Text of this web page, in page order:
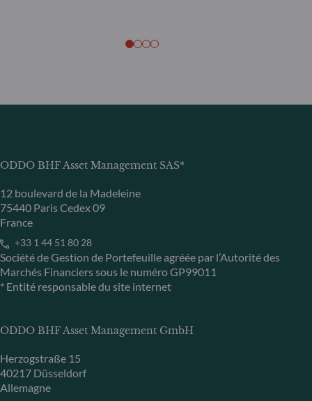
ODDO BHF Asset Management SAS*
12 boulevard de la Madeleine
75440 Paris Cedex 09
France
+33 1 44 51 80 28
Société de Gestion de Portefeuille agréée par l’Autorité des
Marchés Financiers sous le numéro GP99011
* Entité responsable du site internet
ODDO BHF Asset Management GmbH
Herzogstraße 15
40217 Düsseldorf
Allemagne